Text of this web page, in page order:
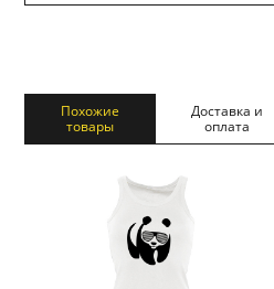
Похожие
товары
Доставка и
оплата